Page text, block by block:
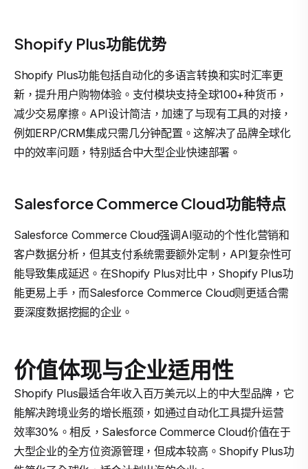
Shopify Plus功能优势
Shopify Plus功能包括自动化的多语言转换和实时汇率更
新，提升用户购物体验。支付模块支持全球100+种货币，
减少交易摩擦。API设计简洁，加速了与现有工具的对接，
例如ERP/CRM集成只需几分钟配置。这解决了品牌全球化
中的效率问题，特别适合中大型企业快速部署。
Salesforce Commerce Cloud功能特点
Salesforce Commerce Cloud强调AI驱动的个性化营销和
客户数据分析，但其支付系统需要额外定制，API复杂性可
能导致集成延迟。在Shopify Plus对比中，Shopify Plus功
能更易上手，而Salesforce Commerce Cloud则更适合需
要深度数据挖掘的企业。
价值体现与企业适用性
Shopify Plus最适合年收入百万美元以上的中大型品牌，它
能解决跨境业务的增长瓶颈，如通过自动化工具提升运营
效率30%。相反，Salesforce Commerce Cloud价值在于
大型企业的全方位资源管理，但成本较高。Shopify Plus功